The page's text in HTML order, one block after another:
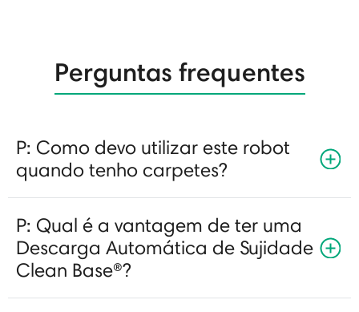
Perguntas frequentes
P: Como devo utilizar este robot
quando tenho carpetes?
P: Qual é a vantagem de ter uma
Descarga Automática de Sujidade
Clean Base®?